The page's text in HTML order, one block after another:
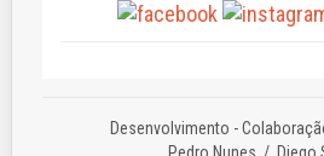
Desenvolvimento -